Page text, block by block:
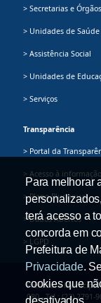
> Secretarias e Órgãos
> Unidades de Saúde
> Assistência Social
> Unidades de
> Serviços
Transparência
> Portal da
> Acesso à informação
> Plano Plurianual
> Dados Abertos
> LGPD
Prefeitura Municipal
080 - Tel.: (22) 2791-
Para melhorar
terá acesso a
concorda em
Prefeitura de
Privacidade.
cookies que
desativados.